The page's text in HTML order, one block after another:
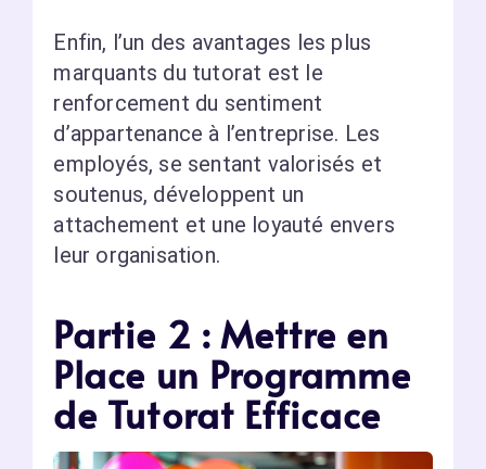
Enfin, l’un des avantages les plus
marquants du tutorat est le
renforcement du sentiment
d’appartenance à l’entreprise. Les
employés, se sentant valorisés et
soutenus, développent un
attachement et une loyauté envers
leur organisation.
Partie 2 : Mettre en
Place un Programme
de Tutorat Efficace